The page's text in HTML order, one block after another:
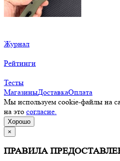
Журнал
Рейтинги
Тесты
МагазиныДоставкаОплата
Мы используем cookie-файлы на
на это согласие.
Хорошо
×
ПРАВИЛА